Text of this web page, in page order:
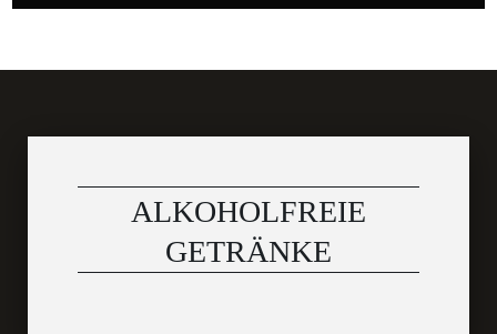
ALKOHOLFREIE
GETRÄNKE